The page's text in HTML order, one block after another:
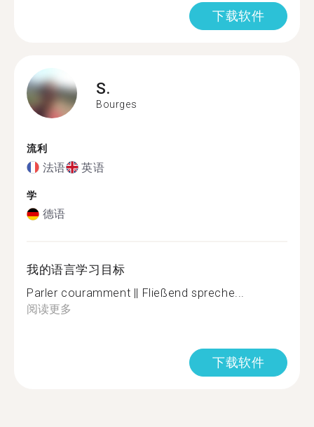
下载软件
S.
Bourges
流利
法语 英语
学
德语
我的语言学习目标
Parler couramment || Fließend spreche...
阅读更多
下载软件